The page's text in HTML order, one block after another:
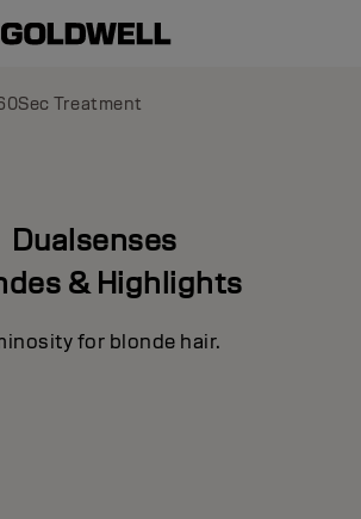
Treatment
Dualsenses
& Highlights
for blonde hair.